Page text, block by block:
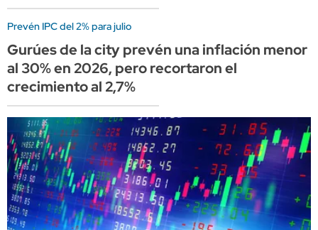
Prevén IPC del 2% para julio
Gurúes de la city prevén una inflación menor
al 30% en 2026, pero recortaron el
crecimiento al 2,7%